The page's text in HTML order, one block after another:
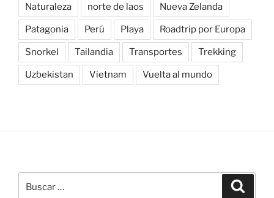
Naturaleza norte de laos Nueva Zelanda
Patagonia Perú Playa Roadtrip por Europa
Snorkel Tailandia Transportes Trekking
Uzbekistan Vietnam Vuelta al mundo
por: